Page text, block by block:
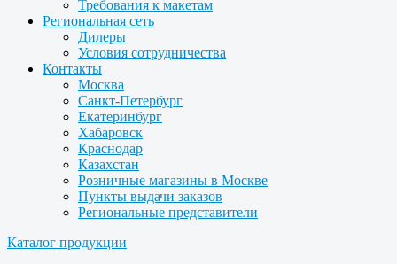
Требования к макетам
Региональная сеть
Дилеры
Условия сотрудничества
Контакты
Москва
Санкт-Петербург
Екатеринбург
Хабаровск
Краснодар
Казахстан
Розничные магазины в Москве
Пункты выдачи заказов
Региональные представители
Каталог продукции